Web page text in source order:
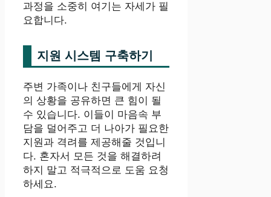
과정을 소중히 여기는 자세가 필
요합니다.
지원 시스템 구축하기
주변 가족이나 친구들에게 자신
의 상황을 공유하면 큰 힘이 될
수 있습니다. 이들이 마음속 부
담을 덜어주고 더 나아가 필요한
지원과 격려를 제공해줄 것입니
다. 혼자서 모든 것을 해결하려
하지 말고 적극적으로 도움 요청
하세요.